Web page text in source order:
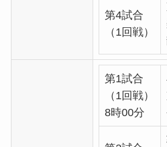
第4試合
（1回戦）
第1試合
（1回戦）
8時00分